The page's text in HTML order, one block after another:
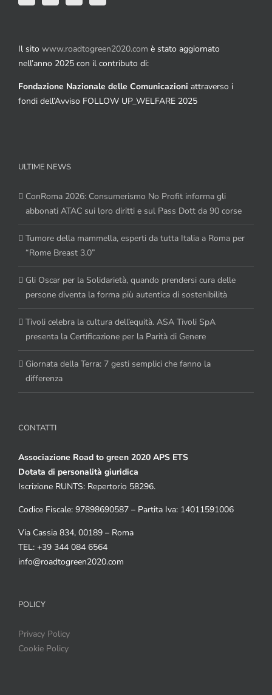
Il sito www.roadtogreen2020.com è stato aggiornato
nell’anno 2025 con il contributo di:
Fondazione Nazionale delle Comunicazioni attraverso i
fondi dell’Avviso FOLLOW UP_WELFARE 2025
ULTIME NEWS
ConRoma 2026: Consumerismo No Profit informa gli
abbonati ATAC sui loro diritti e sul Pass Dott da 90 corse
Tumore della mammella, esperti da tutta Italia a Roma per
“Rome Breast 3.0”
Gli Oscar per la Solidarietà, quando prendersi cura delle
persone diventa la forma più autentica di sostenibilità
Tivoli celebra la cultura dell’equità. ASA Tivoli SpA
presenta la Certificazione per la Parità di Genere
Giornata della Terra: 7 gesti semplici che fanno la
differenza
CONTATTI
Associazione Road to green 2020 APS ETS
Dotata di personalità giuridica
Iscrizione RUNTS: Repertorio 58296.
Codice Fiscale: 97898690587 – Partita Iva: 14011591006
Via Cassia 834, 00189 – Roma
TEL: +39 344 084 6564
info@roadtogreen2020.com
POLICY
Privacy Policy
Cookie Policy